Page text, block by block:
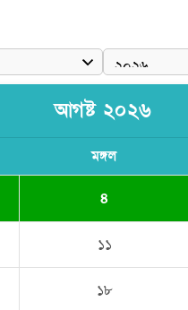
আগষ্ট ২০২৬
মঙ্গল
৪
১১
১৮